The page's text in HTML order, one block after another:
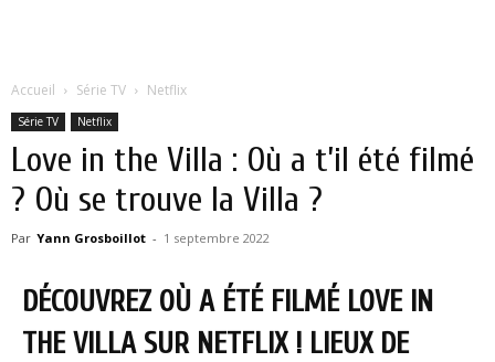
Accueil Série TV Netflix
Série TV Netflix
Love in the Villa : Où a t’il été filmé
? Où se trouve la Villa ?
Par Yann Grosboillot - 1 septembre 2022
DÉCOUVREZ OÙ A ÉTÉ FILMÉ LOVE IN
THE VILLA SUR NETFLIX ! LIEUX DE